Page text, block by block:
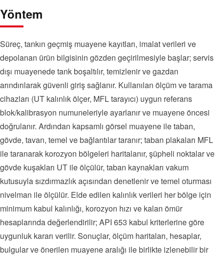
Yöntem
Süreç, tankın geçmiş muayene kayıtları, imalat verileri ve
depolanan ürün bilgisinin gözden geçirilmesiyle başlar; servis
dışı muayenede tank boşaltılır, temizlenir ve gazdan
arındırılarak güvenli giriş sağlanır. Kullanılan ölçüm ve tarama
cihazları (UT kalınlık ölçer, MFL tarayıcı) uygun referans
blok/kalibrasyon numuneleriyle ayarlanır ve muayene öncesi
doğrulanır. Ardından kapsamlı görsel muayene ile taban,
gövde, tavan, temel ve bağlantılar taranır; taban plakaları MFL
ile taranarak korozyon bölgeleri haritalanır, şüpheli noktalar ve
gövde kuşakları UT ile ölçülür, taban kaynakları vakum
kutusuyla sızdırmazlık açısından denetlenir ve temel oturması
nivelman ile ölçülür. Elde edilen kalınlık verileri her bölge için
minimum kabul kalınlığı, korozyon hızı ve kalan ömür
hesaplarında değerlendirilir; API 653 kabul kriterlerine göre
uygunluk kararı verilir. Sonuçlar, ölçüm haritaları, hesaplar,
bulgular ve önerilen muayene aralığı ile birlikte izlenebilir bir